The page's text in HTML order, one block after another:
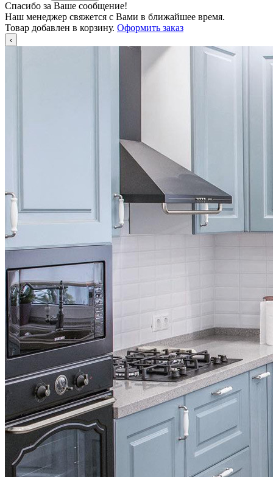
Спасибо за Ваше сообщение!
Наш менеджер свяжется с Вами в ближайшее время.
Товар добавлен в корзину. Оформить заказ